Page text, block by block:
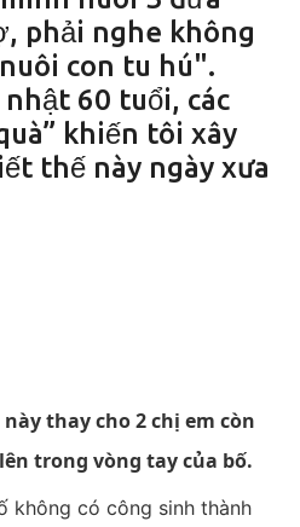
phải nghe không
con tu hú".
60 tuổi, các
khiến tôi xây
thế này ngày xưa
thay cho 2 chị em còn
trong vòng tay của bố.
không có công sinh thành